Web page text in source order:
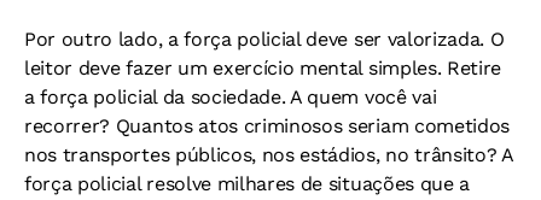
Por outro lado, a força policial deve ser valorizada. O
leitor deve fazer um exercício mental simples. Retire
a força policial da sociedade. A quem você vai
recorrer? Quantos atos criminosos seriam cometidos
nos transportes públicos, nos estádios, no trânsito? A
força policial resolve milhares de situações que a